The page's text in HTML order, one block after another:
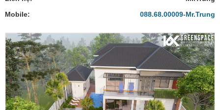
Mobile:
088.68.00009-Mr.Trung